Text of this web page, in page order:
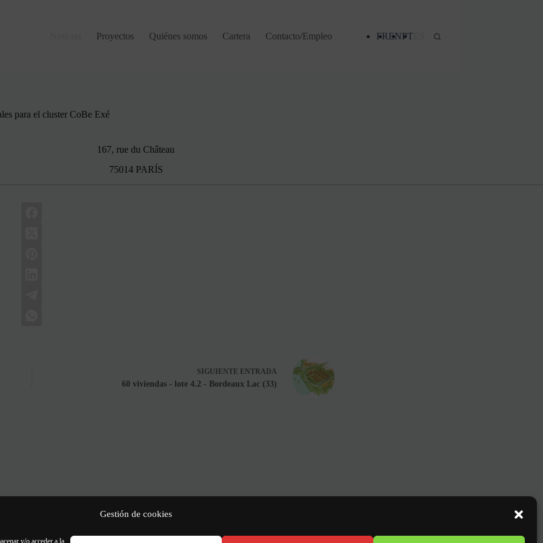
Gestión de cookies
y/o acceder a la
Proyectos Quiénes somos Cartera Contacto/Empleo FRENPTES
para el cluster CoBe Exé
167, rue du Château
75014 PARÍS
SIGUIENTE ENTRADA
60 viviendas - lote 4.2 - Bordeaux Lac (33)